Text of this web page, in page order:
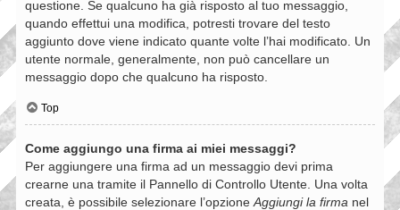
questione. Se qualcuno ha già risposto al tuo messaggio,
quando effettui una modifica, potresti trovare del testo
aggiunto dove viene indicato quante volte l’hai modificato. Un
utente normale, generalmente, non può cancellare un
messaggio dopo che qualcuno ha risposto.
Top
Come aggiungo una firma ai miei messaggi?
Per aggiungere una firma ad un messaggio devi prima
crearne una tramite il Pannello di Controllo Utente. Una volta
creata, è possibile selezionare l’opzione Aggiungi la firma nel